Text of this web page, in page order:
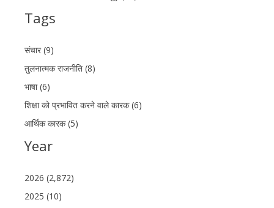
Tags
संचार (9)
तुलनात्मक राजनीति (8)
भाषा (6)
शिक्षा को प्रभावित करने वाले कारक (6)
आर्थिक कारक (5)
Year
2026 (2,872)
2025 (10)